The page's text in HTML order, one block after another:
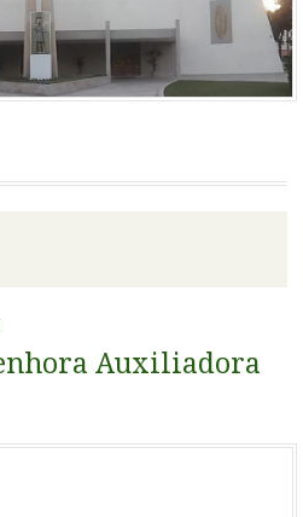
Auxiliadora